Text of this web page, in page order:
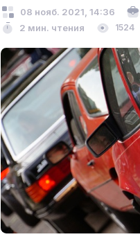
08 нояб. 2021, 14:36
2 мин. чтения
1524